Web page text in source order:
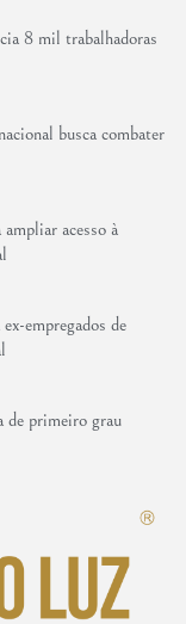
8 mil trabalhadoras
busca combater
acesso à
empregados de
de primeiro grau